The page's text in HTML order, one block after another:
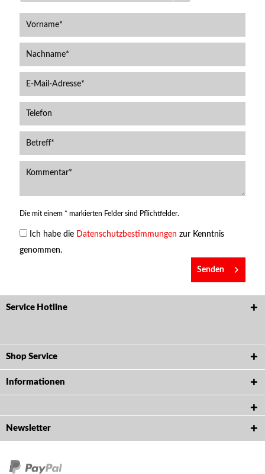
Die mit einem * markierten Felder sind Pflichtfelder.
Ich habe die Datenschutzbestimmungen zur Kenntnis
genommen.
Senden
Service Hotline
Shop Service
Informationen
Newsletter